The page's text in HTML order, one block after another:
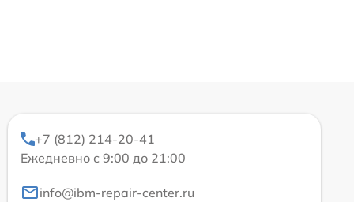
+7 (812) 214-20-41
Ежедневно с 9:00 до 21:00
info@ibm-repair-center.ru